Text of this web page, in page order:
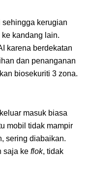
kerugian
kandang lain.
karena berdekatan
dan penanganan
biosekuriti 3 zona.
masuk biasa
mobil tidak mampir
sering diabaikan.
saja ke flok, tidak